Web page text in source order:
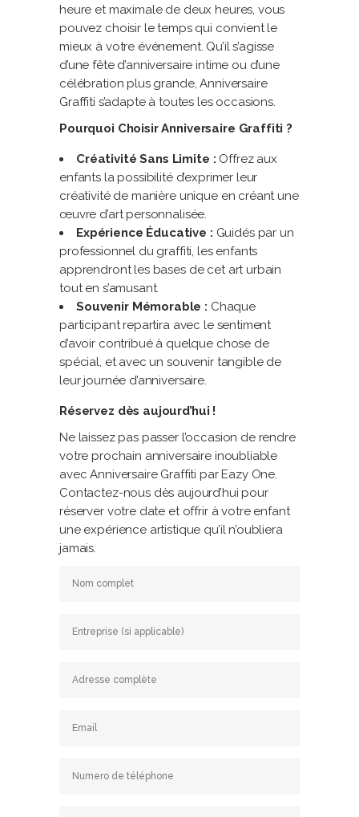
heure et maximale de deux heures, vous
pouvez choisir le temps qui convient le
mieux à votre événement. Qu’il s’agisse
d’une fête d’anniversaire intime ou d’une
célébration plus grande, Anniversaire
Graffiti s’adapte à toutes les occasions.
Pourquoi Choisir Anniversaire Graffiti ?
Créativité Sans Limite : Offrez aux
enfants la possibilité d’exprimer leur
créativité de manière unique en créant une
œuvre d’art personnalisée.
Expérience Éducative : Guidés par un
professionnel du graffiti, les enfants
apprendront les bases de cet art urbain
tout en s’amusant.
Souvenir Mémorable : Chaque
participant repartira avec le sentiment
d’avoir contribué à quelque chose de
spécial, et avec un souvenir tangible de
leur journée d’anniversaire.
Réservez dès aujourd’hui !
Ne laissez pas passer l’occasion de rendre
votre prochain anniversaire inoubliable
avec Anniversaire Graffiti par Eazy One.
Contactez-nous dès aujourd’hui pour
réserver votre date et offrir à votre enfant
une expérience artistique qu’il n’oubliera
jamais.